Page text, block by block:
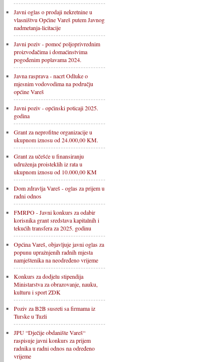
Javni oglas o prodaji nekretnine u
vlasništvu Općine Vareš putem Javnog
nadmetanja-licitacije
Javni poziv - pomoć poljoprivrednim
proizvođačima i domaćinstvima
pogođenim poplavama 2024.
Javna rasprava - nacrt Odluke o
mjesnim vodovodima na području
općine Vareš
Javni poziv - općinski poticaji 2025.
godina
Grant za neprofitne organizacije u
ukupnom iznosu od 24.000,00 KM.
Grant za učešće u finansiranju
udruženja proisteklih iz rata u
ukupnom iznosu od 10.000,00 KM
Dom zdravlja Vareš - oglas za prijem u
radni odnos
FMRPO - Javni konkurs za odabir
korisnika grant sredstava kapitalnih i
tekućih transfera za 2025. godinu
Općina Vareš, objavljuje javni oglas za
popunu upražnjenih radnih mjesta
namještenika na neodređeno vrijeme
Konkurs za dodjelu stipendija
Ministarstva za obrazovanje, nauku,
kulturu i sport ZDK
Poziv za B2B susreti sa firmama iz
Turske u Tuzli
JPU “Dječije obdanište Vareš“
raspisuje javni konkurs za prijem
radnika u radni odnos na određeno
vrijeme